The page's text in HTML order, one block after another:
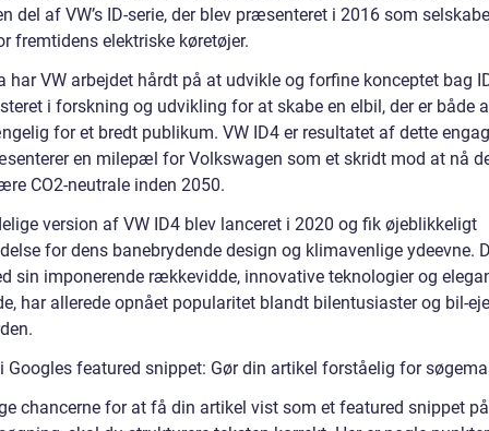
del af VW’s ID-serie, der blev præsenteret i 2016 som
fremtidens elektriske køretøjer.
har VW arbejdet hårdt på at udvikle og forfine konceptet bag
i forskning og udvikling for at skabe en elbil, der er både
for et bredt publikum. VW ID4 er resultatet af dette
en milepæl for Volkswagen som et skridt mod at nå
CO2-neutrale inden 2050.
version af VW ID4 blev lanceret i 2020 og fik øjeblikkeligt
for dens banebrydende design og klimavenlige ydeevne.
sin imponerende rækkevidde, innovative teknologier og
har allerede opnået popularitet blandt bilentusiaster og bil-
Googles featured snippet: Gør din artikel forståelig for
chancerne for at få din artikel vist som et featured snippet